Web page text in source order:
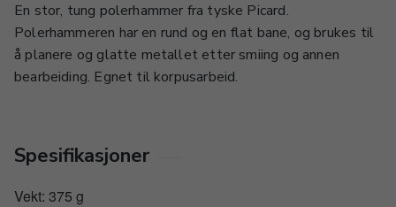
En stor, tung polerhammer fra tyske Picard.
Polerhammeren har en rund og en flat bane, og brukes til
å planere og glatte metallet etter smiing og annen
bearbeiding. Egnet til korpusarbeid.
Spesifikasjoner
Vekt: 375 g